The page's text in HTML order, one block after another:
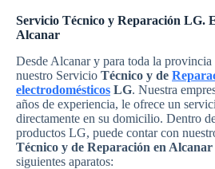
Servicio Técnico y Reparación LG.
Alcanar
Desde Alcanar y para toda la
nuestro Servicio Técnico y de
electrodomésticos LG. Nuestra
años de experiencia, le ofrece un
directamente en su domicilio. Dentro
productos LG, puede contar con
Técnico y de Reparación en
siguientes aparatos: